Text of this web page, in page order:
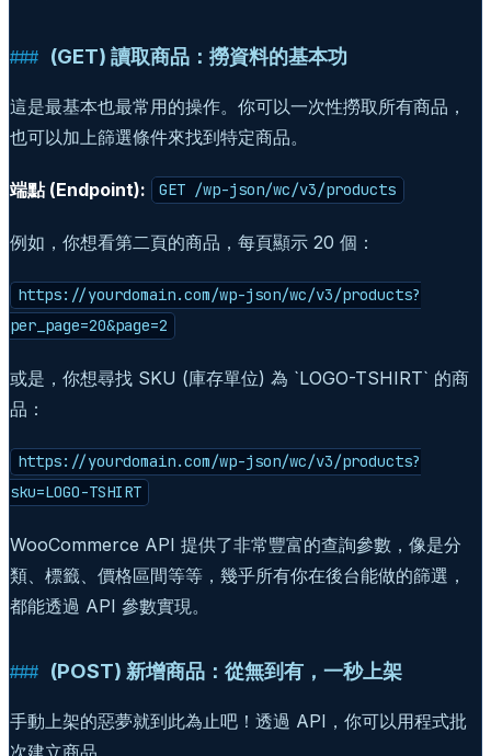
(GET) 讀取商品：撈資料的基本功
這是最基本也最常用的操作。你可以一次性撈取所有商品，
也可以加上篩選條件來找到特定商品。
端點 (Endpoint): GET /wp-json/wc/v3/products
例如，你想看第二頁的商品，每頁顯示 20 個：
https://yourdomain.com/wp-json/wc/v3/products?
per_page=20&page=2
或是，你想尋找 SKU (庫存單位) 為 `LOGO-TSHIRT` 的商
品：
https://yourdomain.com/wp-json/wc/v3/products?
sku=LOGO-TSHIRT
WooCommerce API 提供了非常豐富的查詢參數，像是分
類、標籤、價格區間等等，幾乎所有你在後台能做的篩選，
都能透過 API 參數實現。
(POST) 新增商品：從無到有，一秒上架
手動上架的惡夢就到此為止吧！透過 API，你可以用程式批
次建立商品。